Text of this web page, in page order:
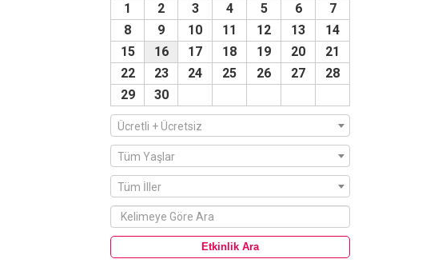
1
2 3 4 5 6
7
8
9 10 11 12 13
14
15
16 17 18 19 20
21
22
23 24 25 26 27
28
29
30
Ücretli + Ücretsiz
Tüm Yaşlar
Tüm İller